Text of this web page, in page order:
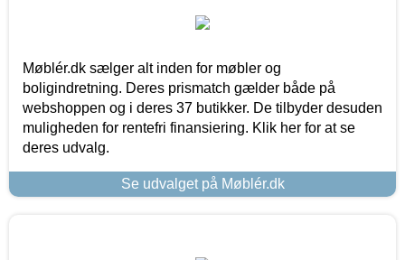
Møblér.dk sælger alt inden for møbler og
boligindretning. Deres prismatch gælder både på
webshoppen og i deres 37 butikker. De tilbyder desuden
muligheden for rentefri finansiering. Klik her for at se
deres udvalg.
Se udvalget på Møblér.dk